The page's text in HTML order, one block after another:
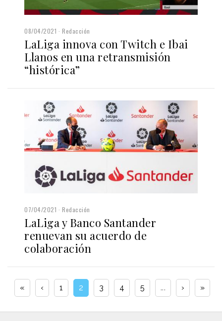
08/04/2021 Redacción
LaLiga innova con Twitch e Ibai
Llanos en una retransmisión
“histórica”
07/04/2021 Redacción
LaLiga y Banco Santander
renuevan su acuerdo de
colaboración
« ‹ 1 2 3 4 5 ... › »